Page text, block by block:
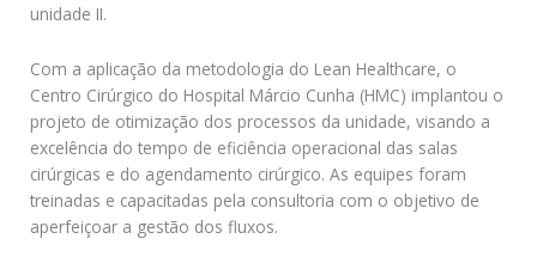
unidade II.
Com a aplicação da metodologia do Lean Healthcare, o
Centro Cirúrgico do Hospital Márcio Cunha (HMC) implantou o
projeto de otimização dos processos da unidade, visando a
excelência do tempo de eficiência operacional das salas
cirúrgicas e do agendamento cirúrgico. As equipes foram
treinadas e capacitadas pela consultoria com o objetivo de
aperfeiçoar a gestão dos fluxos.